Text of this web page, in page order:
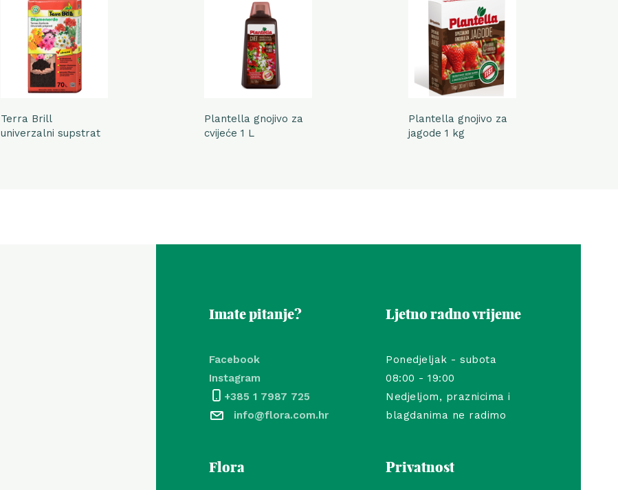
Terra Brill
univerzalni supstrat
Plantella gnojivo za
cvijeće 1 L
Plantella gnojivo za
jagode 1 kg
Imate pitanje?
Facebook
Instagram
+385 1 7987 725
info@flora.com.hr
Ljetno radno vrijeme
Ponedjeljak - subota
08:00 - 19:00
Nedjeljom, praznicima i
blagdanima ne radimo
Flora Privatnost